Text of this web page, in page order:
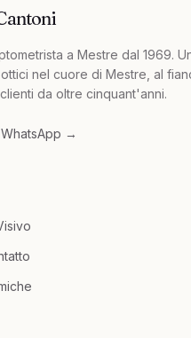
a Mestre dal 1969.
nel cuore di Mestre, al
da oltre cinquant'anni.
→